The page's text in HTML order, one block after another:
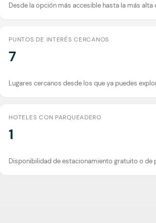
Desde la opción más accesible hasta la más alta
PUNTOS DE INTERÉS CERCANOS
7
Lugares cercanos desde los que ya puedes
HOTELES CON PARQUEADERO
1
Disponibilidad de estacionamiento gratuito o de